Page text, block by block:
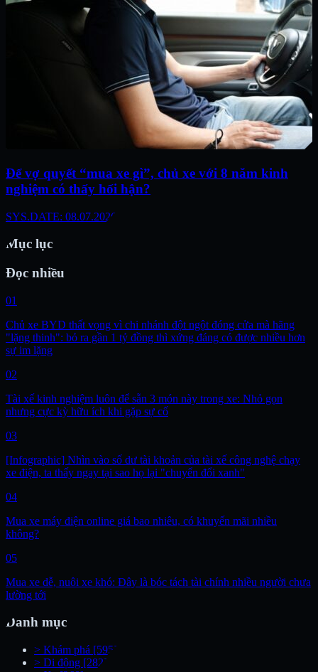
Để vợ quyết “mua xe gì”, chủ xe với 8 năm kinh
nghiệm có thấy hối hận?
SYS.DATE: 08.07.2026
Mục lục
Đọc nhiều
01
Chủ xe BYD thất vọng vì chi nhánh đột ngột đóng cửa mà hãng
"lặng thinh": bỏ ra gần 1 tỷ đồng thì xứng đáng có được nhiều hơn
sự im lặng
02
Tài xế kinh nghiệm luôn để sẵn 3 món này trong xe: Nhỏ gọn
nhưng cực kỳ hữu ích khi gặp sự cố
03
[Infographic] Nhìn vào số dư tài khoản của tài xế công nghệ chạy
xe điện, ta thấy ngay tại sao họ lại "chuyển đổi xanh"
04
Mua xe máy điện online giá bao nhiêu, có khuyến mãi nhiều
không?
05
Mua xe dễ, nuôi xe khó: Đây là bóc tách tài chính nhiều người chưa
lường tới
Danh mục
> Khám phá [595]
> Di động [282]